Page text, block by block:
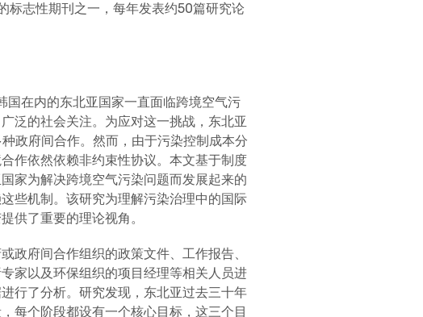
标志性期刊之一，每年发表约50篇研究论
在内的东北亚国家一直面临跨境空气污
泛的社会关注。为应对这一挑战，东北亚
政府间合作。然而，由于污染控制成本分
作依然依赖非约束性协议。本文基于制度
家为解决跨境空气污染问题而发展起来的
些机制。该研究为理解污染治理中的国际
供了重要的理论视角。
政府间合作组织的政策文件、工作报告、
家以及环保组织的项目经理等相关人员进
行了分析。研究发现，东北亚过去三十年
每个阶段都设有一个核心目标，这三个目